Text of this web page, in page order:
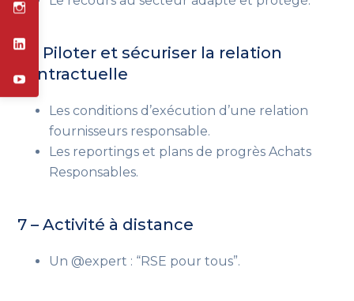
6 – Piloter et sécuriser la relation
contractuelle
Les conditions d’exécution d’une relation
fournisseurs responsable.
Les reportings et plans de progrès Achats
Responsables.
7 – Activité à distance
Un @expert : “RSE pour tous”.